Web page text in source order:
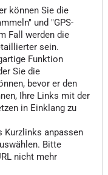
können Sie die
und "GPS-
Fall werden die
sein.
Funktion
Sie die
bevor er den
Ihre Links mit der
in Einklang zu
Kurzlinks anpassen
Bitte
nicht mehr